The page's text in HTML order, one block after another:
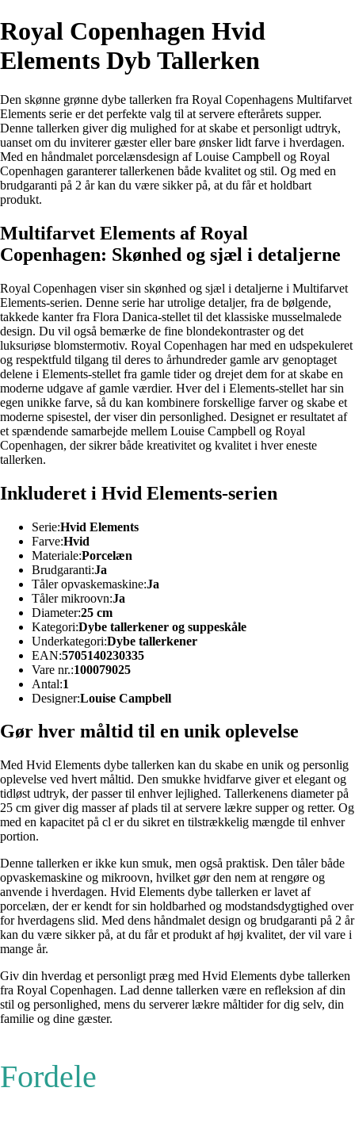
Royal Copenhagen Hvid
Elements Dyb Tallerken
Den skønne grønne dybe tallerken fra Royal Copenhagens Multifarvet
Elements serie er det perfekte valg til at servere efterårets supper.
Denne tallerken giver dig mulighed for at skabe et personligt udtryk,
uanset om du inviterer gæster eller bare ønsker lidt farve i hverdagen.
Med en håndmalet porcelænsdesign af Louise Campbell og Royal
Copenhagen garanterer tallerkenen både kvalitet og stil. Og med en
brudgaranti på 2 år kan du være sikker på, at du får et holdbart
produkt.
Multifarvet Elements af Royal
Copenhagen: Skønhed og sjæl i detaljerne
Royal Copenhagen viser sin skønhed og sjæl i detaljerne i Multifarvet
Elements-serien. Denne serie har utrolige detaljer, fra de bølgende,
takkede kanter fra Flora Danica-stellet til det klassiske musselmalede
design. Du vil også bemærke de fine blondekontraster og det
luksuriøse blomstermotiv. Royal Copenhagen har med en udspekuleret
og respektfuld tilgang til deres to århundreder gamle arv genoptaget
delene i Elements-stellet fra gamle tider og drejet dem for at skabe en
moderne udgave af gamle værdier. Hver del i Elements-stellet har sin
egen unikke farve, så du kan kombinere forskellige farver og skabe et
moderne spisestel, der viser din personlighed. Designet er resultatet af
et spændende samarbejde mellem Louise Campbell og Royal
Copenhagen, der sikrer både kreativitet og kvalitet i hver eneste
tallerken.
Inkluderet i Hvid Elements-serien
Serie:Hvid Elements
Farve:Hvid
Materiale:Porcelæn
Brudgaranti:Ja
Tåler opvaskemaskine:Ja
Tåler mikroovn:Ja
Diameter:25 cm
Kategori:Dybe tallerkener og suppeskåle
Underkategori:Dybe tallerkener
EAN:5705140230335
Vare nr.:100079025
Antal:1
Designer:Louise Campbell
Gør hver måltid til en unik oplevelse
Med Hvid Elements dybe tallerken kan du skabe en unik og personlig
oplevelse ved hvert måltid. Den smukke hvidfarve giver et elegant og
tidløst udtryk, der passer til enhver lejlighed. Tallerkenens diameter på
25 cm giver dig masser af plads til at servere lækre supper og retter. Og
med en kapacitet på cl er du sikret en tilstrækkelig mængde til enhver
portion.
Denne tallerken er ikke kun smuk, men også praktisk. Den tåler både
opvaskemaskine og mikroovn, hvilket gør den nem at rengøre og
anvende i hverdagen. Hvid Elements dybe tallerken er lavet af
porcelæn, der er kendt for sin holdbarhed og modstandsdygtighed over
for hverdagens slid. Med dens håndmalet design og brudgaranti på 2 år
kan du være sikker på, at du får et produkt af høj kvalitet, der vil vare i
mange år.
Giv din hverdag et personligt præg med Hvid Elements dybe tallerken
fra Royal Copenhagen. Lad denne tallerken være en refleksion af din
stil og personlighed, mens du serverer lækre måltider for dig selv, din
familie og dine gæster.
Fordele